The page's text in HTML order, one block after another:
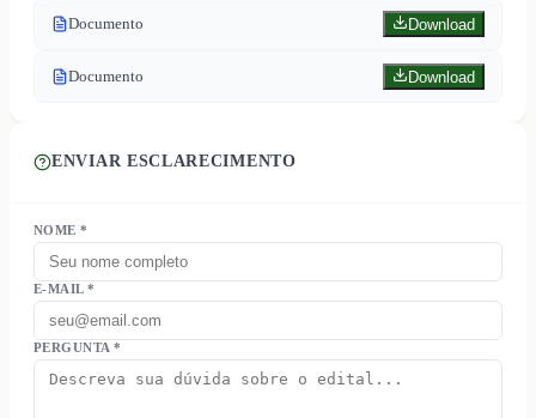
Documento Download
Documento Download
ENVIAR ESCLARECIMENTO
NOME *
E-MAIL *
PERGUNTA *